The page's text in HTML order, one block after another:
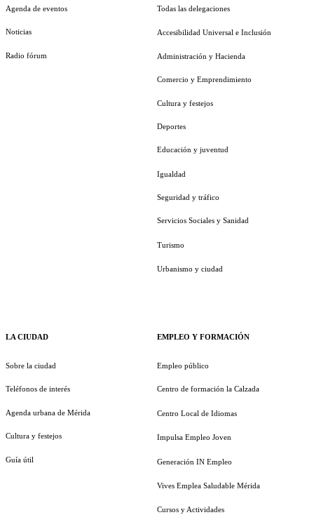
Agenda de eventos
Noticias
Radio fórum
LA CIUDAD
Sobre la ciudad
Teléfonos de interés
Agenda urbana de Mérida
Cultura y festejos
Guía útil
Todas las delegaciones
Accesibilidad Universal e Inclusión
Administración y Hacienda
Comercio y Emprendimiento
Cultura y festejos
Deportes
Educación y juventud
Igualdad
Seguridad y tráfico
Servicios Sociales y Sanidad
Turismo
Urbanismo y ciudad
EMPLEO Y FORMACIÓN
Empleo público
Centro de formación la Calzada
Centro Local de Idiomas
Impulsa Empleo Joven
Generación IN Empleo
Vives Emplea Saludable Mérida
Cursos y Actividades